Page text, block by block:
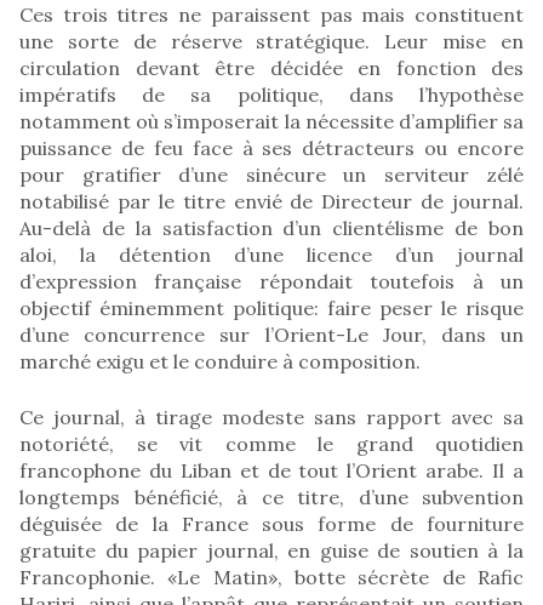
Ces trois titres ne paraissent pas mais constituent
une sorte de réserve stratégique. Leur mise en
circulation devant être décidée en fonction des
impératifs de sa politique, dans l’hypothèse
notamment où s’imposerait la nécessite d’amplifier sa
puissance de feu face à ses détracteurs ou encore
pour gratifier d’une sinécure un serviteur zélé
notabilisé par le titre envié de Directeur de journal.
Au-delà de la satisfaction d’un clientélisme de bon
aloi, la détention d’une licence d’un journal
d’expression française répondait toutefois à un
objectif éminemment politique: faire peser le risque
d’une concurrence sur l’Orient-Le Jour, dans un
marché exigu et le conduire à composition.
Ce journal, à tirage modeste sans rapport avec sa
notoriété, se vit comme le grand quotidien
francophone du Liban et de tout l’Orient arabe. Il a
longtemps bénéficié, à ce titre, d’une subvention
déguisée de la France sous forme de fourniture
gratuite du papier journal, en guise de soutien à la
Francophonie. «Le Matin», botte sécrète de Rafic